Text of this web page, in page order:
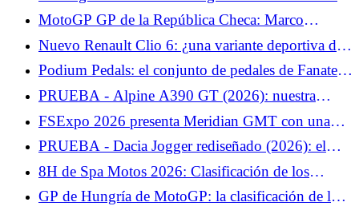
alquileres de los Peugeot e-208, e-2008 y e-308
MotoGP GP de la República Checa: Marco
Bezzecchi quiere revancha en Brno tras su caída en
Hungría
Nuevo Renault Clio 6: ¿una variante deportiva de
200 CV en preparación?
Podium Pedals: el conjunto de pedales de Fanatec
llega en unos días.
PRUEBA - Alpine A390 GT (2026): nuestra
opinión sobre... Prueba del miércoles 3 de junio de
2026
FSExpo 2026 presenta Meridian GMT con una
visión distinta del FlightSim.
PRUEBA - Dacia Jogger rediseñado (2026): el
híbrido... Prueba jueves 4 de junio de 2026
8H de Spa Motos 2026: Clasificación de los
entrenamientos libres, el YART parte con el viento
a favor
GP de Hungría de MotoGP: la clasificación de los